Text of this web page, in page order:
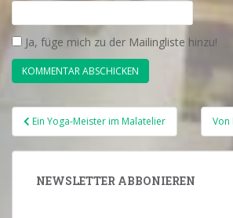
Ja, füge mich zu der Mailingliste hinzu!
Beitragsnavigation
Ein Yoga-Meister im Malatelier Von
NEWSLETTER ABBONIEREN